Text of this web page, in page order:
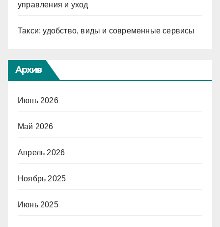
управления и уход
Такси: удобство, виды и современные сервисы
Архив
Июнь 2026
Май 2026
Апрель 2026
Ноябрь 2025
Июнь 2025